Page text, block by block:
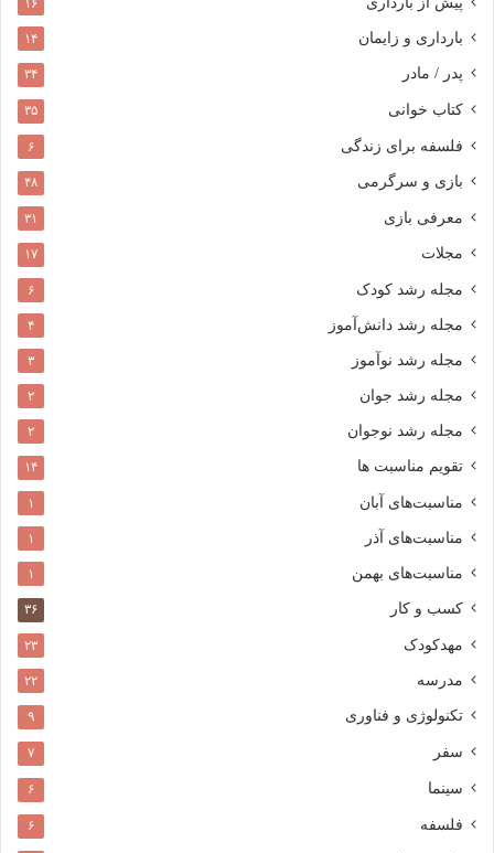
۱۶
بارداری و زایمان ۱۴
پدر / مادر ۳۴
کتاب خوانی ۳۵
فلسفه برای زندگی ۶
بازی و سرگرمی ۴۸
معرفی بازی ۳۱
مجلات ۱۷
مجله رشد کودک ۶
مجله رشد دانش‌آموز ۴
مجله رشد نوآموز ۳
مجله رشد جوان ۲
مجله رشد نوجوان ۲
تقویم مناسبت ها ۱۴
مناسبت‌های آبان ۱
مناسبت‌های آذر ۱
مناسبت‌های بهمن ۱
کسب و کار ۳۶
مهدکودک ۲۳
مدرسه ۲۲
تکنولوژی و فناوری ۹
سفر ۷
سینما ۶
فلسفه ۶